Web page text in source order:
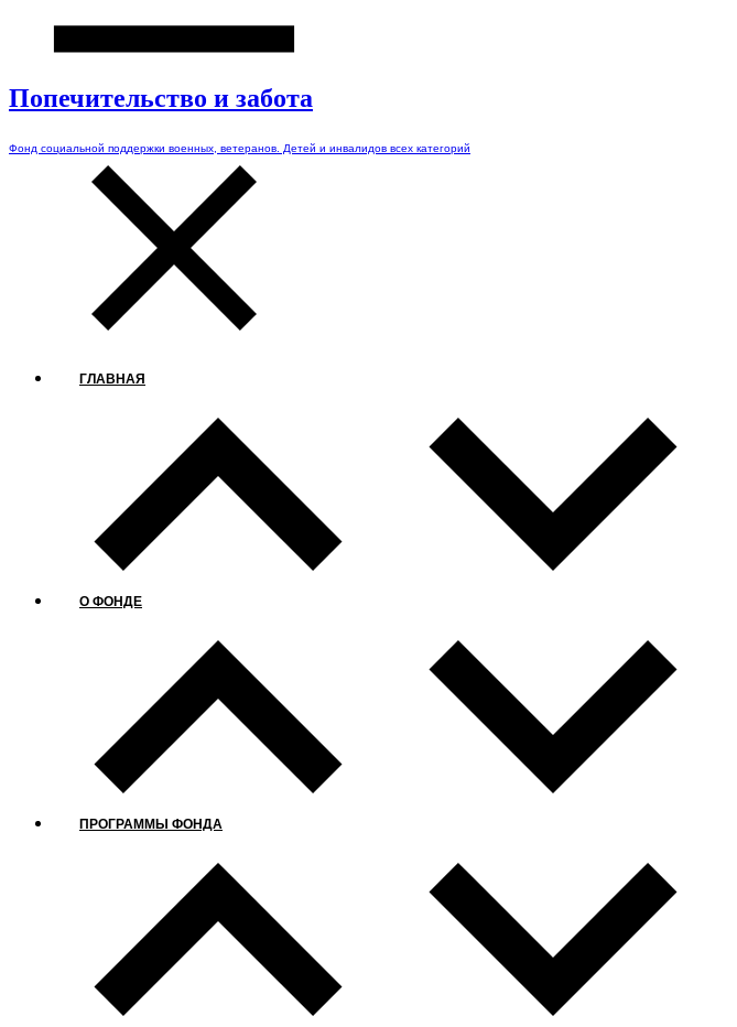
Попечительство и забота
Фонд социальной поддержки военных, ветеранов. Детей и инвалидов всех категорий
ГЛАВНАЯ
О ФОНДЕ
ПРОГРАММЫ ФОНДА